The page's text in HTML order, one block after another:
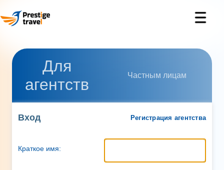
Для
агентств
Частным лицам
Вход Регистрация агентства
Краткое имя: